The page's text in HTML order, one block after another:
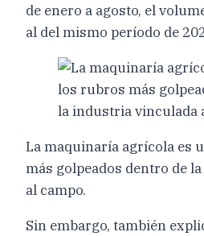
de enero a agosto, el
al del mismo período de
La maquinaría agrícola es
más golpeados dentro de
al campo.
Sin embargo, también